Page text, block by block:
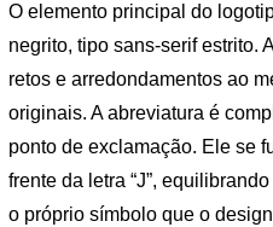
O elemento principal do
negrito, tipo sans-serif estrito.
retos e arredondamentos ao
originais. A abreviatura é
ponto de exclamação. Ele se
frente da letra “J”,
o próprio símbolo que o